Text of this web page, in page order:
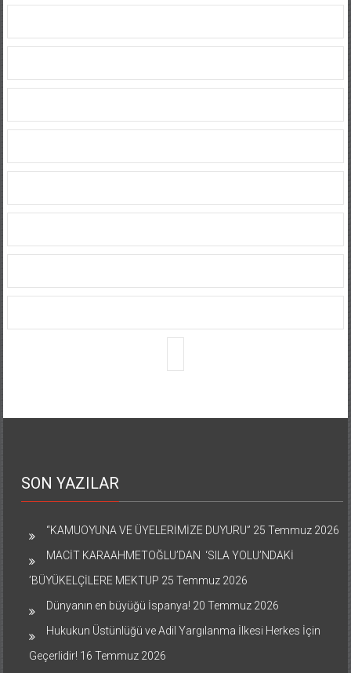
SON YAZILAR
“KAMUOYUNA VE ÜYELERİMİZE DUYURU” 25 Temmuz 2026
MACİT KARAAHMETOĞLU’DAN ‘SILA YOLU’NDAKİ
’BÜYÜKELÇİLERE MEKTUP 25 Temmuz 2026
Dünyanın en büyüğü İspanya! 20 Temmuz 2026
Hukukun Üstünlüğü ve Adil Yargılanma İlkesi Herkes İçin
Geçerlidir! 16 Temmuz 2026